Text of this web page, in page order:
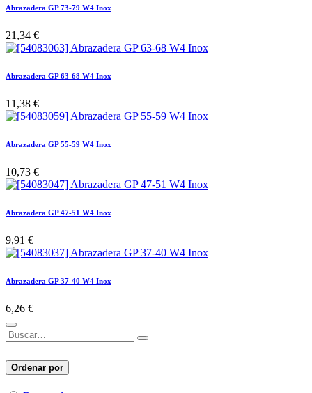
Abrazadera GP 73-79 W4 Inox
21,34 €
Abrazadera GP 63-68 W4 Inox
11,38 €
Abrazadera GP 55-59 W4 Inox
10,73 €
Abrazadera GP 47-51 W4 Inox
9,91 €
Abrazadera GP 37-40 W4 Inox
6,26 €
Ordenar por